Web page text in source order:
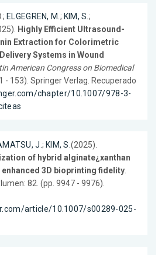
ELGEGREN, M.; KIM, S.;
Highly Efficient Ultrasound-
Extraction for Colorimetric
Systems in Wound
American Congress on Biomedical
- 153). Springer Verlag. Recuperado
chapter/10.1007/978-3-
J.; KIM, S.(2025).
of hybrid alginate¿xanthan
3D bioprinting fidelity.
82. (pp. 9947 - 9976).
article/10.1007/s00289-025-